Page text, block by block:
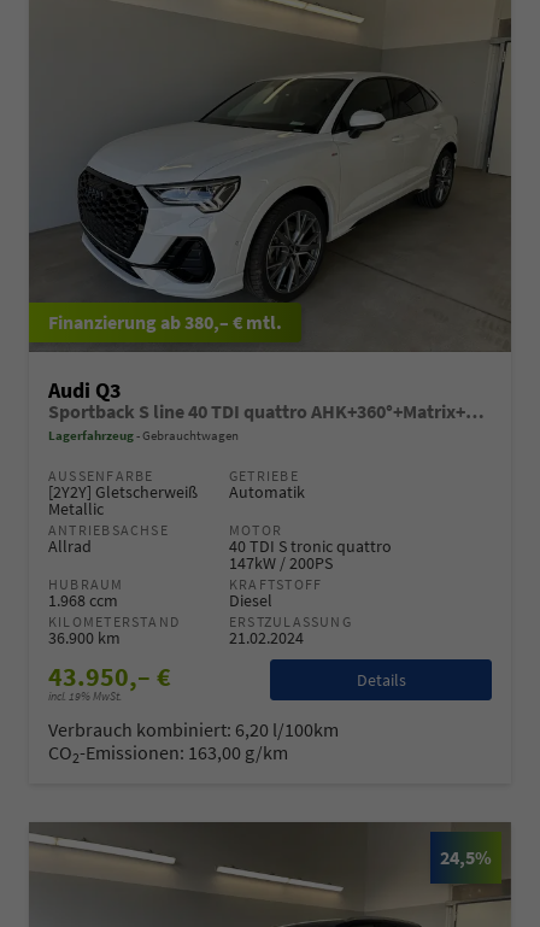
ab 380,– € mtl.
Audi Q3
Sportback S line 40 TDI quattro AHK+360°+Matrix+Black+Alu20+GV5+DCC+Navi+ACC
Lagerfahrzeug Gebrauchtwagen
AUSSENFARBE
[2Y2Y] Gletscherweiß
Metallic
GETRIEBE
Automatik
ANTRIEBSACHSE
Allrad
MOTOR
40 TDI S tronic quattro
147kW / 200PS
HUBRAUM
1.968 ccm
KRAFTSTOFF
Diesel
KILOMETERSTAND
36.900 km
ERSTZULASSUNG
21.02.2024
43.950,– €
incl. 19% MwSt.
Details
Verbrauch kombiniert: 6,20 l/100km
CO2-Emissionen: 163,00 g/km
24,5%